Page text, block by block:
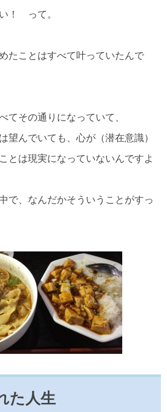
！ って。
たことはすべて叶っていたんで
てその通りになっていて、
望んでいても、心が（潜在意識）
とは現実になっていないんですよ
で、なんだかそういうことがすっ
た人生